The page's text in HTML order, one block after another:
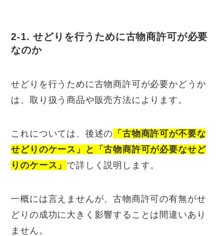
2-1. せどりを行うために古物商許可が必要
なのか
せどりを行うために古物商許可が必要かどうか
は、取り扱う商品や販売方法によります。
これについては、後述の 「古物商許可が不要な
せどりのケース」と「古物商許可が必要なせど
りのケース」 で詳しく説明します。
一概には言えませんが、古物商許可の有無がせ
どりの成功に大きく影響することは間違いあり
ません。